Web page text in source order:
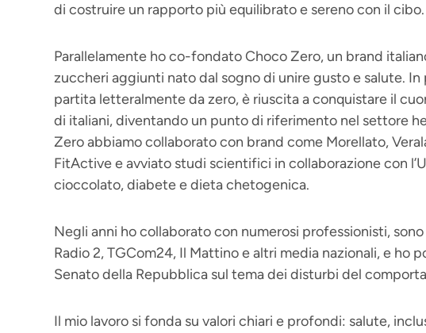
di costruire un rapporto più equilibrato e sereno con il cibo.
Parallelamente ho co-fondato Choco Zero, un brand
zuccheri aggiunti nato dal sogno di unire gusto e salute. In
partita letteralmente da zero, è riuscita a conquistare il
di italiani, diventando un punto di riferimento nel settore
Zero abbiamo collaborato con brand come Morellato,
FitActive e avviato studi scientifici in collaborazione con
cioccolato, diabete e dieta chetogenica.
Negli anni ho collaborato con numerosi professionisti,
Radio 2, TGCom24, Il Mattino e altri media nazionali, e ho
Senato della Repubblica sul tema dei disturbi del
Il mio lavoro si fonda su valori chiari e profondi: salute,